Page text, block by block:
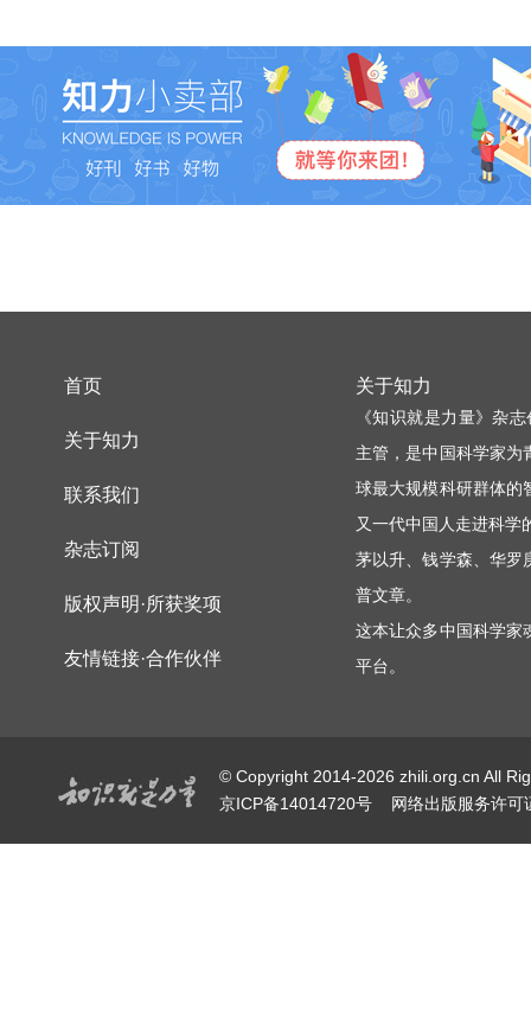
首页
关于知力
联系我们
杂志订阅
版权声明·所获奖项
友情链接·合作伙伴
关于知力
《知识就是力量》杂
主管，是中国科学家为
球最大规模科研群体的
又一代中国人走进科学
茅以升、钱学森、华罗
普文章。
这本让众多中国科学家
平台。
© Copyright 2014-2026 zhili.org.cn All
京ICP备14014720号
网络出版服务许可